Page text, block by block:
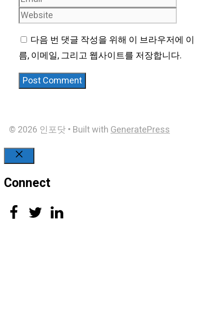
다음 번 댓글 작성을 위해 이 브라우저에 이
름, 이메일, 그리고 웹사이트를 저장합니다.
© 2026 인포닷• Built withGeneratePress
Connect